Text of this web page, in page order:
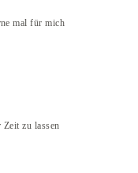
mal für mich
Zeit zu lassen